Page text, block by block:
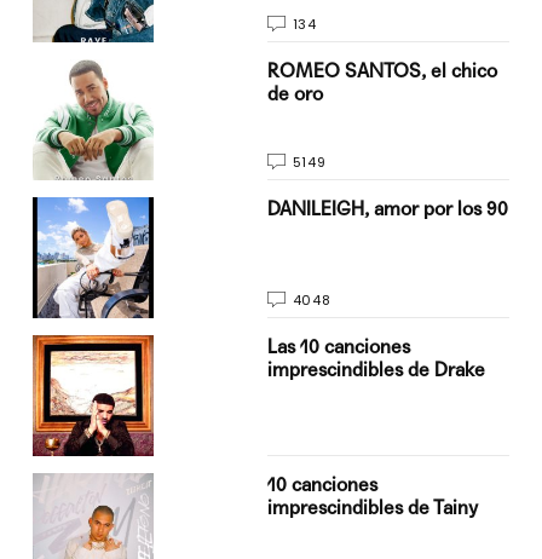
134
ROMEO SANTOS, el chico
de oro
5149
DANILEIGH, amor por los 90
4048
Las 10 canciones
imprescindibles de Drake
10 canciones
imprescindibles de Tainy